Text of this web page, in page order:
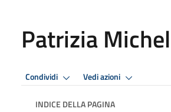
Patrizia
Condividi Vedi azioni
INDICE DELLA PAGINA